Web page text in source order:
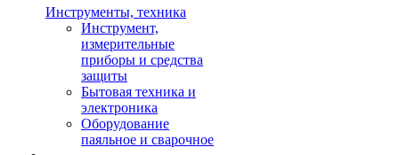
Инструменты, техника
Инструмент,
измерительные
приборы и средства
защиты
Бытовая техника и
электроника
Оборудование
паяльное и сварочное